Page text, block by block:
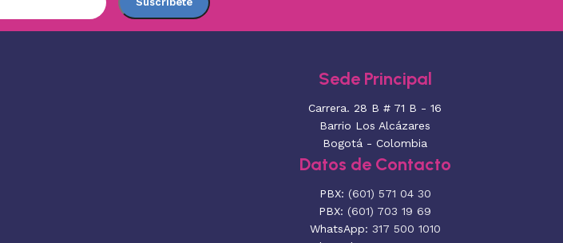
Sede Principal
Carrera. 28 B # 71 B - 16
Barrio Los Alcázares
Bogotá - Colombia
Datos de Contacto
PBX: (601) 571 04 30
PBX: (601) 703 19 69
WhatsApp: 317 500 1010